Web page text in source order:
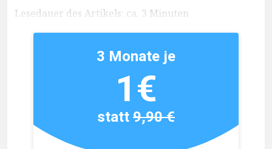
Lesedauer des Artikels: ca. 3 Minuten
3 Monate je
1€
statt9,90 €